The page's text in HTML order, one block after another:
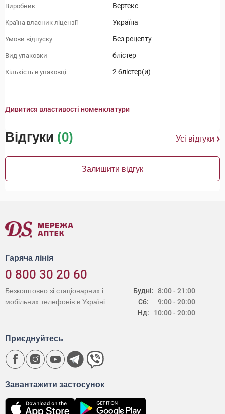
Виробник Вертекс
Країна власник ліцензії Україна
Умови відпуску Без рецепту
Вид упаковки блістер
Кількість в упаковці 2 блістер(и)
Дивитися властивості номенклатури
Відгуки (0) Усі відгуки
Залишити відгук
Гаряча лінія
0 800 30 20 60
Будні:
Сб:
Нд:
8:00 - 21:00
9:00 - 20:00
10:00 - 20:00
Безкоштовно зі стаціонарних і
мобільних телефонів в Україні
Завантажити застосунок
Приєднуйтесь